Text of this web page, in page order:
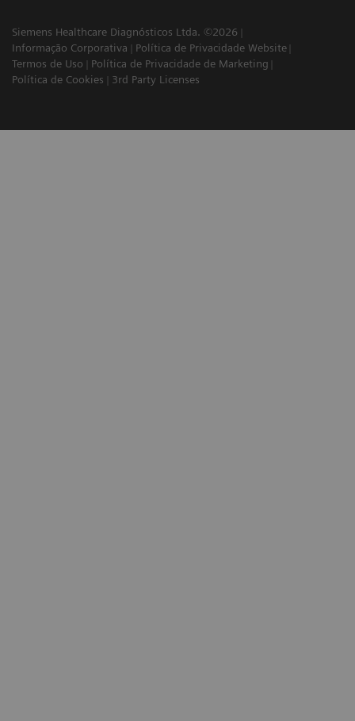
Siemens Healthcare Diagnósticos Ltda. ©2026
Informação Corporativa
Política de Privacidade Website
Termos de Uso
Política de Privacidade de Marketing
Política de Cookies
3rd Party Licenses